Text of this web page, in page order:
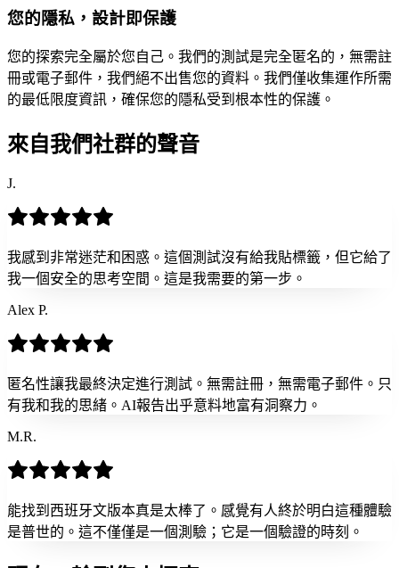
您的隱私，設計即保護
您的探索完全屬於您自己。我們的測試是完全匿名的，無需註
冊或電子郵件，我們絕不出售您的資料。我們僅收集運作所需
的最低限度資訊，確保您的隱私受到根本性的保護。
來自我們社群的聲音
J.
我感到非常迷茫和困惑。這個測試沒有給我貼標籤，但它給了
我一個安全的思考空間。這是我需要的第一步。
Alex P.
匿名性讓我最終決定進行測試。無需註冊，無需電子郵件。只
有我和我的思緒。AI報告出乎意料地富有洞察力。
M.R.
能找到西班牙文版本真是太棒了。感覺有人終於明白這種體驗
是普世的。這不僅僅是一個測驗；它是一個驗證的時刻。